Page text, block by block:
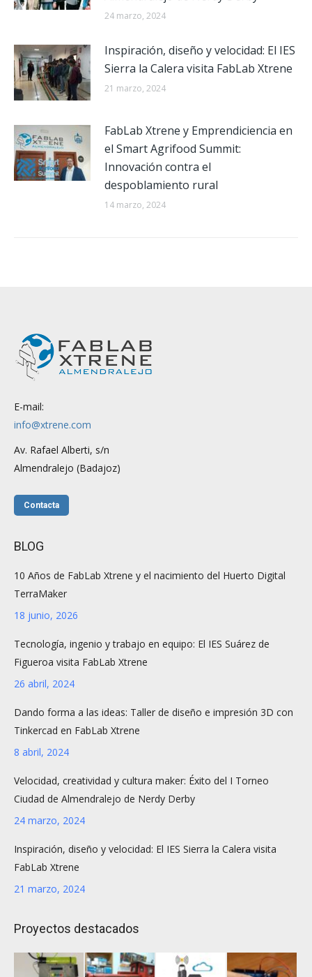
24 marzo, 2024
Inspiración, diseño y velocidad: El IES
Sierra la Calera visita FabLab Xtrene
21 marzo, 2024
FabLab Xtrene y Emprendiciencia en
el Smart Agrifood Summit:
Innovación contra el
despoblamiento rural
14 marzo, 2024
E-mail:
info@xtrene.com
Av. Rafael Alberti, s/n
Almendralejo (Badajoz)
Contacta
BLOG
10 Años de FabLab Xtrene y el nacimiento del Huerto Digital
TerraMaker
18 junio, 2026
Tecnología, ingenio y trabajo en equipo: El IES Suárez de
Figueroa visita FabLab Xtrene
26 abril, 2024
Dando forma a las ideas: Taller de diseño e impresión 3D con
Tinkercad en FabLab Xtrene
8 abril, 2024
Velocidad, creatividad y cultura maker: Éxito del I Torneo
Ciudad de Almendralejo de Nerdy Derby
24 marzo, 2024
Inspiración, diseño y velocidad: El IES Sierra la Calera visita
FabLab Xtrene
21 marzo, 2024
Proyectos destacados